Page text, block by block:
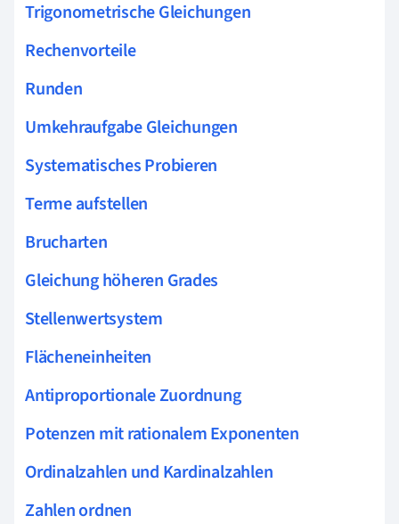
Trigonometrische Gleichungen
Rechenvorteile
Runden
Umkehraufgabe Gleichungen
Systematisches Probieren
Terme aufstellen
Brucharten
Gleichung höheren Grades
Stellenwertsystem
Flächeneinheiten
Antiproportionale Zuordnung
Potenzen mit rationalem Exponenten
Ordinalzahlen und Kardinalzahlen
Zahlen ordnen